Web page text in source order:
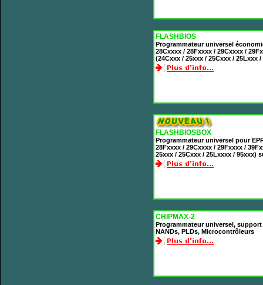
FLASHBIOS
Programmateur universel
28Cxxxx / 28Fxxxx / 29Cxxxx /
(24Cxxx / 25xxx / 25Cxxx / 25Lxxx
FLASHBIOSBOX
Programmateur universel pour
28Fxxxx / 29Cxxxx / 29Fxxxx /
25xxx / 25Cxxx / 25Lxxxx / 95xxx)
CHIPMAX-2
Programmateur universel, support
NANDs, PLDs, Microcontrôleurs